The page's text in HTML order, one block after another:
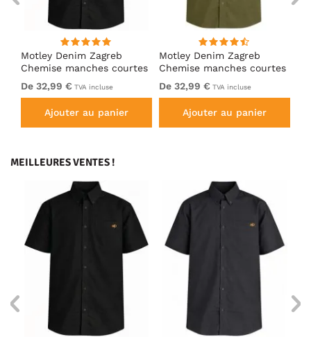
Motley Denim Zagreb
Chemise manches courtes
Noir
De 32,99 € TVA incluse
Ajouter au panier
Motley Denim Zagreb
Chemise manches courtes
Kaki foncé
De 32,99 € TVA incluse
Ajouter au panier
MEILLEURES VENTES !